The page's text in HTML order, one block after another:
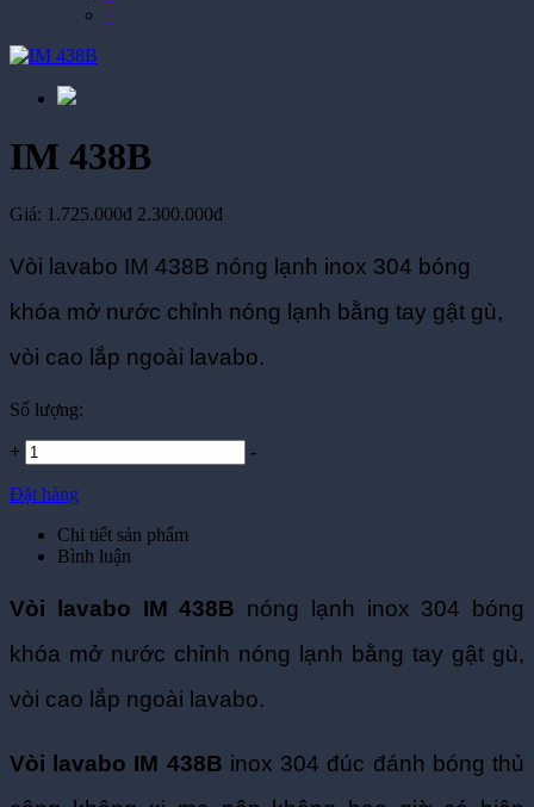
khóa mở nước chỉnh nóng lạnh bằng tay gật gù,
+
Đặt hàng
Chi tiết sản phẩm
Bình luận
khóa mở nước chỉnh nóng lạnh bằng tay gật gù,
công không xi mạ nên không bao giờ có hiện